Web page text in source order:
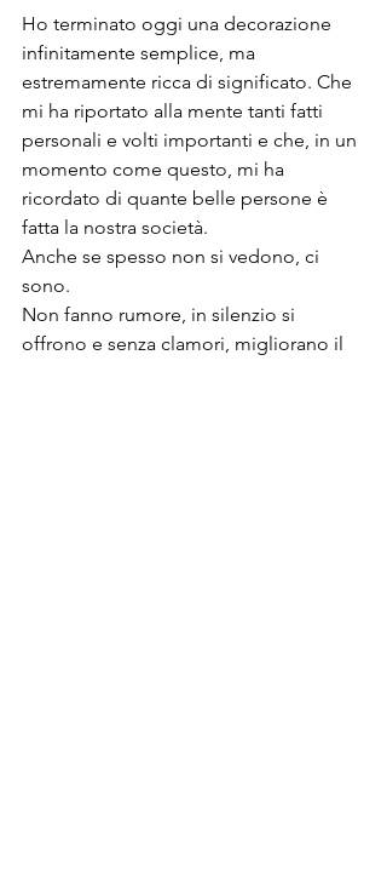
Ho terminato oggi una decorazione
infinitamente semplice, ma
estremamente ricca di significato. Che
mi ha riportato alla mente tanti fatti
personali e volti importanti e che, in un
momento come questo, mi ha
ricordato di quante belle persone è
fatta la nostra società.
Anche se spesso non si vedono, ci
sono.
Non fanno rumore, in silenzio si
offrono e senza clamori, migliorano il